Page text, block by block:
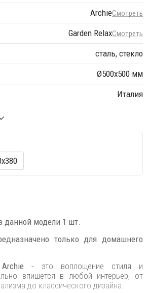
ArchieСмотреть
Garden RelaxСмотреть
сталь, стекло
Ø500х500 мм
Италия
модели 1 шт.
только для домашнего
Archie - это воплощение стиля и
впишется в любой интерьер, от
до классического дизайна.